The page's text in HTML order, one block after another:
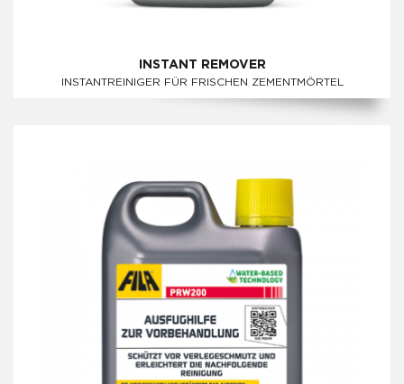
INSTANT REMOVER
INSTANTREINIGER FÜR FRISCHEN ZEMENTMÖRTEL